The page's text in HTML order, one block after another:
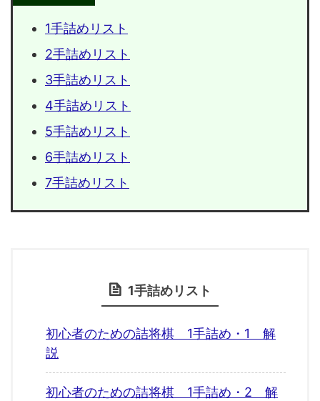
1手詰めリスト
2手詰めリスト
3手詰めリスト
4手詰めリスト
5手詰めリスト
6手詰めリスト
7手詰めリスト
1手詰めリスト
初心者のための詰将棋 1手詰め・1 解
説
初心者のための詰将棋 1手詰め・2 解